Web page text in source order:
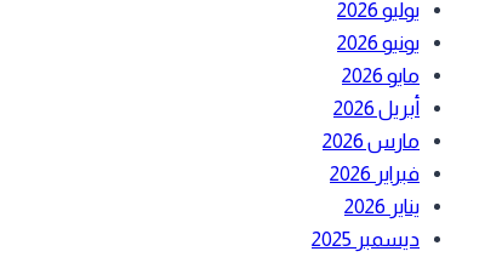
يوليو 2026
يونيو 2026
مايو 2026
أبريل 2026
مارس 2026
فبراير 2026
يناير 2026
ديسمبر 2025